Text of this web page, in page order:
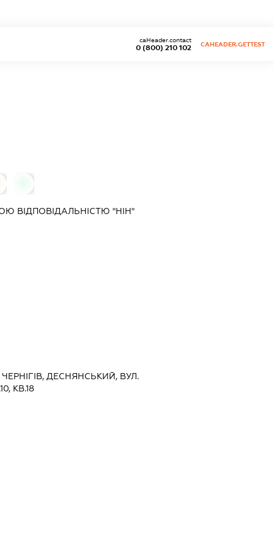
0 (800) 210 102
caHeader.contact
CAHEADER.GETTEST
ВІДПОВІДАЛЬНІСТЮ "НІН"
ДЕСНЯНСЬКИЙ, ВУЛ.
КВ.18